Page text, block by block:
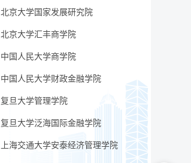
北京大学国家发展研究院
北京大学汇丰商学院
中国人民大学商学院
中国人民大学财政金融学院
复旦大学管理学院
复旦大学泛海国际金融学院
上海交通大学安泰经济管理学院